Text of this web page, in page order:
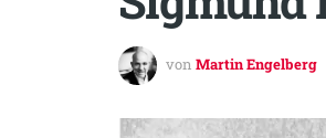
von Martin Engelberg